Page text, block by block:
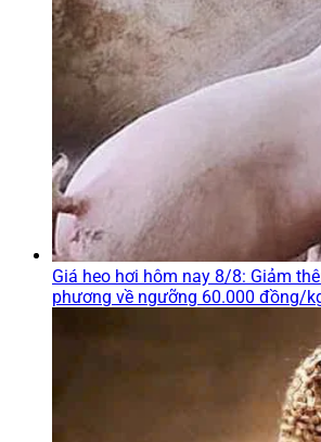
Giá heo hơi hôm nay 8/8: Giảm
phương về ngưỡng 60.000 đồng/